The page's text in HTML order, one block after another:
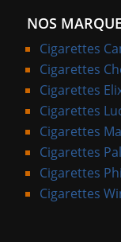
NOS
Cigarettes
Cigarettes
Cigarettes
Cigarettes
Cigarettes
Cigarettes
Cigarettes
Cigarettes